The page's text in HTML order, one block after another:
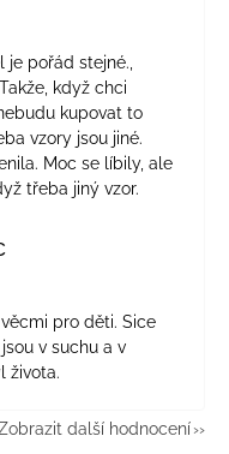
je pořád stejné.,
když chci
kupovat to
vzory jsou jiné.
Moc se líbily, ale
třeba jiný vzor.
5 z 5 hvězdiček.
pro děti. Sice
v suchu a v
života.
další hodnocení